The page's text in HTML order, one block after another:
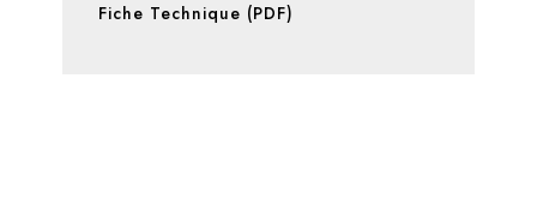
Fiche Technique (PDF)